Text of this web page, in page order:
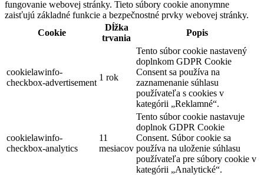
fungovanie webovej stránky. Tieto súbory cookie anonymne
zaisťujú základné funkcie a bezpečnostné prvky webovej stránky.
Cookie
Dĺžka
trvania
Popis
cookielawinfo-
checkbox-advertisement
1 rok
Tento súbor cookie nastavený
doplnkom GDPR Cookie
Consent sa používa na
zaznamenanie súhlasu
používateľa s cookies v
kategórii „Reklamné“.
cookielawinfo-
checkbox-analytics
11
mesiacov
Tento súbor cookie nastavuje
doplnok GDPR Cookie
Consent. Súbor cookie sa
používa na uloženie súhlasu
používateľa pre súbory cookie v
kategórii „Analytické“.